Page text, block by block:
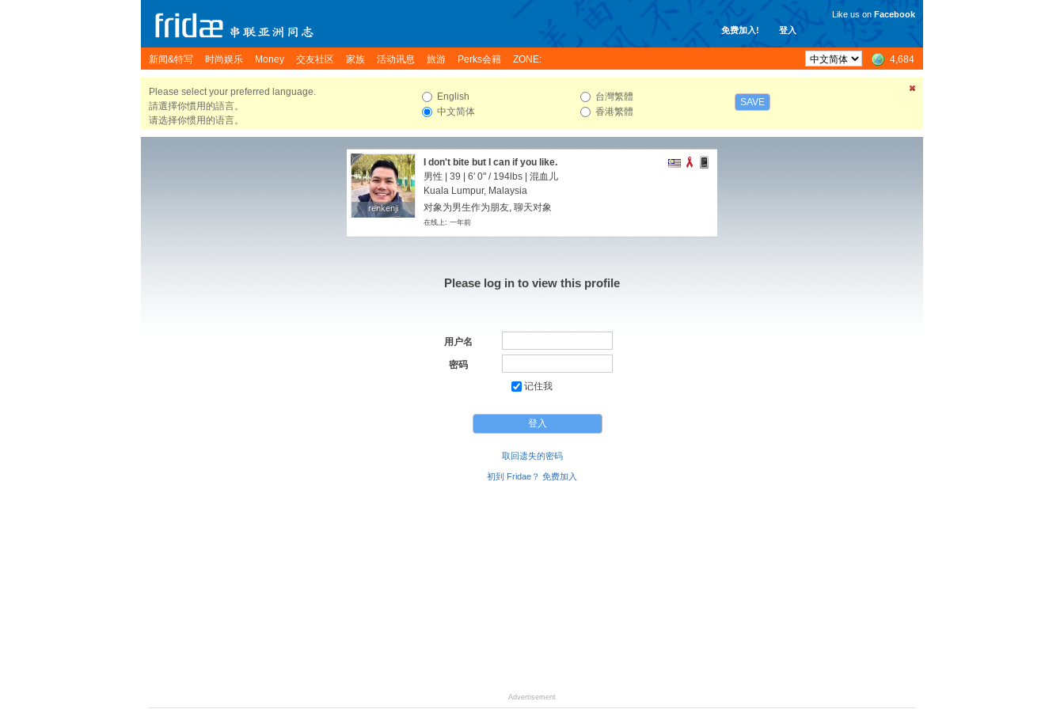
免费加入! 登入
Like us on Facebook
新闻&特写 时尚娱乐 Money 交友社区 家族 活动讯息 旅游 Perks会籍 ZONE: 4,684
Please select your preferred language.
請選擇你慣用的語言。
请选择你惯用的语言。
English
中文简体
台灣繁體
香港繁體
SAVE
renkenji
renkenji
I don't bite but I can if you like.
男性 | 39 | 6' 0" / 194lbs | 混血儿
Kuala Lumpur, Malaysia
对象为男生作为朋友, 聊天对象
在线上: 一年前
Please log in to view this profile
用户名
密码
记住我
取回遗失的密码
初到 Fridae？ 免费加入
Advertisement